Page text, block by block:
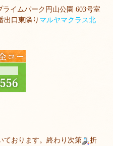
イムパーク円山公園 603号室
出口東隣り マルヤマクラス北
ております。終わり次第
折